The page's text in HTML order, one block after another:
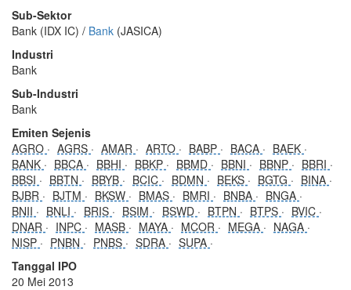
Sub-Sektor
Bank (IDX IC) / Bank (JASICA)
Industri
Bank
Sub-Industri
Bank
Emiten Sejenis
AGRO
AGRS AMAR ARTO BABP BACA
BAEK
BANK
BBCA BBHI BBKP BBMD BBNI BBNP
BBRI
BBSI
BBTN BBYB BCIC BDMN BEKS BGTG
BINA
BJBR
BJTM BKSW BMAS BMRI BNBA
BNGA
BNII
BNLI BRIS BSIM BSWD BTPN BTPS
BVIC
DNAR
INPC MASB MAYA MCOR MEGA
NAGA
NISP
PNBN PNBS SDRA
SUPA
Tanggal IPO
20 Mei 2013